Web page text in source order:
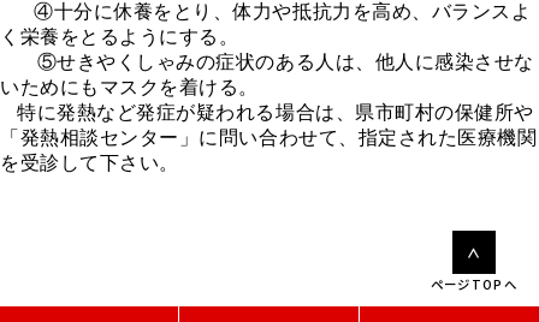
④十分に休養をとり、体力や抵抗力を高め、バランスよ
く栄養をとるようにする。
⑤せきやくしゃみの症状のある人は、他人に感染させな
いためにもマスクを着ける。
特に発熱など発症が疑われる場合は、県市町村の保健所や
「発熱相談センター」に問い合わせて、指定された医療機関
を受診して下さい。
ページTOPへ